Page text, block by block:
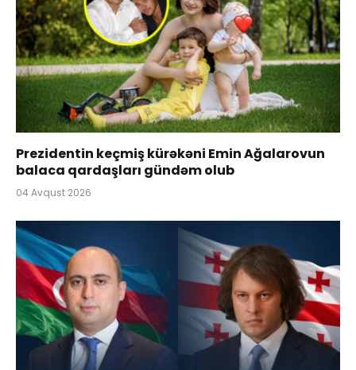
Prezidentin keçmiş kürəkəni Emin Ağalarovun
balaca qardaşları gündəm olub
04 Avqust 2026